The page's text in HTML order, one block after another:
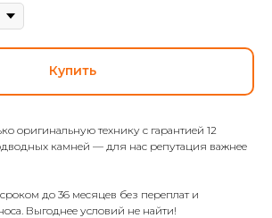
Купить
оригинальную технику с гарантией 12
камней — для нас репутация важнее
до 36 месяцев без переплат и
Выгоднее условий не найти!